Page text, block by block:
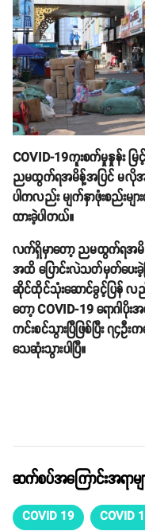
COVID-19ကူးစက်မှုနှုန်း
ညမထွက်ရအမိန့်အပြင် မလို
ပါကလည်း မျက်နှာဖုံးစည်းမ
ထားခဲ့ပါတယ်။
လက်ရှိမှာတော့ ညမထွက်ရအမိန့်
အထိ ပြောင်းလဲသတ်မှတ်ပေး
ဆိုင်ထိုင်သုံးဆောင်ခွင့်ပြန် လည်
တော့ COVID-19 ရောဂါပို
ကင်းစင်သွားပြီဖြစ်ပြီး ၇၄
သေဆုံးသွားပါပြီ။
ဆက်စပ်အကြောင်းအရာမျ
COVID 19 COVID